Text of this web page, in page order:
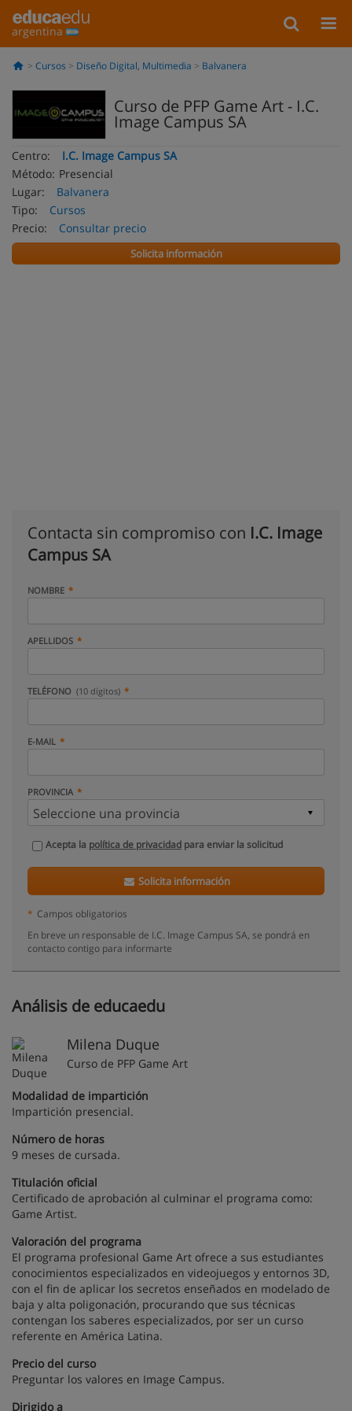
argentina
Cursos Diseño Digital, Multimedia Balvanera
Curso de PFP Game Art - I.C.
Image Campus SA
Centro:
I.C. Image Campus SA
Método: Presencial
Lugar:
Balvanera
Tipo:
Cursos
Precio:
Consultar precio
Solicita información
Contacta sin compromiso con I.C. Image
Campus SA
NOMBRE
APELLIDOS
TELÉFONO (10 dígitos)
E-MAIL
PROVINCIA
Acepta la política de privacidad para enviar la solicitud
Solicita información
* Campos obligatorios
En breve un responsable de I.C. Image Campus SA, se pondrá en
contacto contigo para informarte
Análisis de educaedu
Milena Duque
Curso de PFP Game Art
Modalidad de impartición
Impartición presencial.
Número de horas
9 meses de cursada.
Titulación oficial
Certificado de aprobación al culminar el programa como:
Game Artist.
Valoración del programa
El programa profesional Game Art ofrece a sus estudiantes
conocimientos especializados en videojuegos y entornos 3D,
con el fin de aplicar los secretos enseñados en modelado de
baja y alta poligonación, procurando que sus técnicas
contengan los saberes especializados, por ser un curso
referente en América Latina.
Precio del curso
Preguntar los valores en Image Campus.
Dirigido a